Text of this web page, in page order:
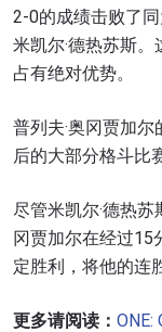
2-0的成绩击败了同
米凯尔·德热苏斯
占有绝对优势。
普列夫·奥冈贾加
后的大部分格斗比
尽管米凯尔·德热
冈贾加尔在经过15
定胜利，将他的连
更多请阅读： ONE: